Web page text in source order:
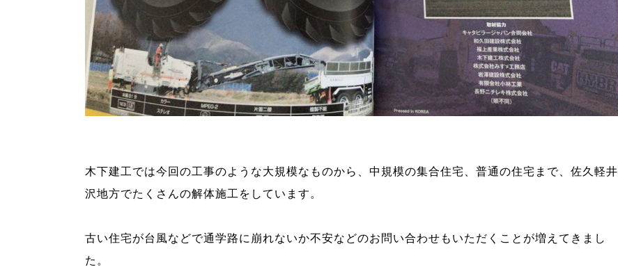
木下建工では今回の工事のような大規模なものから、中規模の集合住宅、普通の住宅まで、佐久軽井
沢地方でたくさんの解体施工をしています。
古い住宅が台風などで通学路に崩れないか不安などのお問い合わせもいただくことが増えてきまし
た。